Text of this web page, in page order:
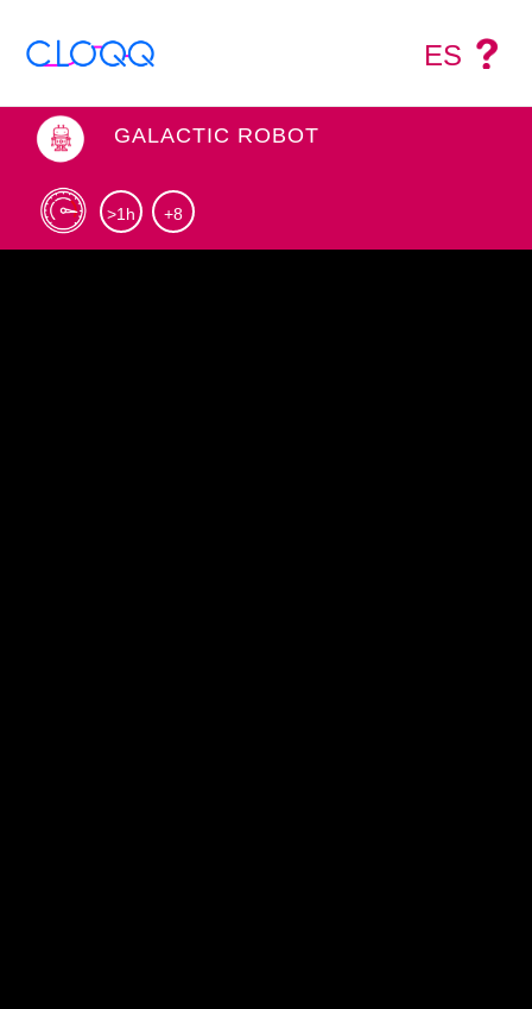
ES
GALACTIC ROBOT
>1h +8